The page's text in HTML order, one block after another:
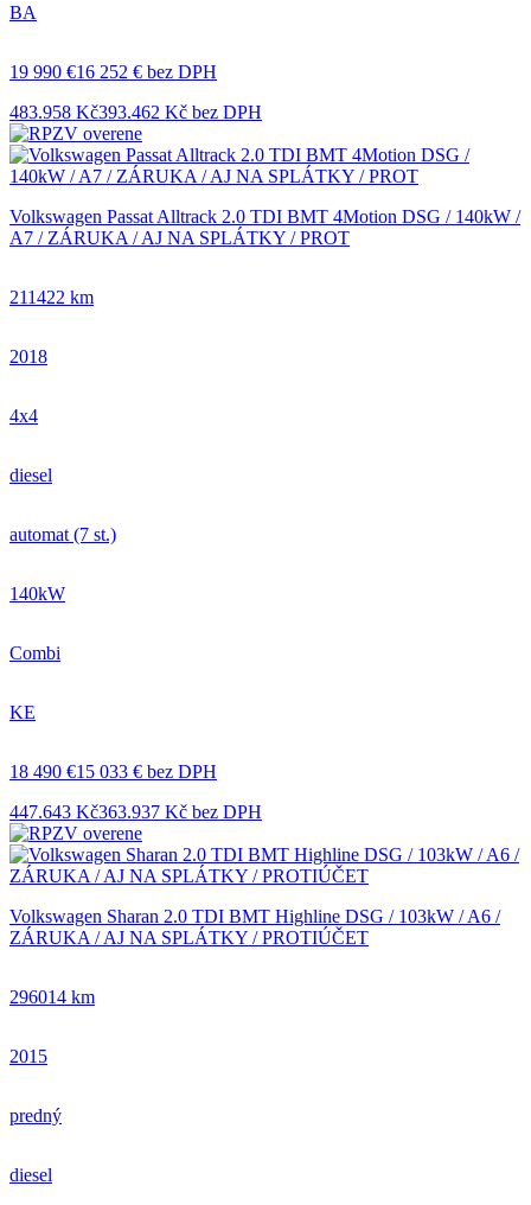
BA
19 990 €16 252 € bez DPH
483.958 Kč393.462 Kč bez DPH
Volkswagen Passat Alltrack 2.0 TDI BMT 4Motion DSG / 140kW /
A7 / ZÁRUKA / AJ NA SPLÁTKY / PROT
211422 km
2018
4x4
diesel
automat (7 st.)
140kW
Combi
KE
18 490 €15 033 € bez DPH
447.643 Kč363.937 Kč bez DPH
Volkswagen Sharan 2.0 TDI BMT Highline DSG / 103kW / A6 /
ZÁRUKA / AJ NA SPLÁTKY / PROTIÚČET
296014 km
2015
predný
diesel